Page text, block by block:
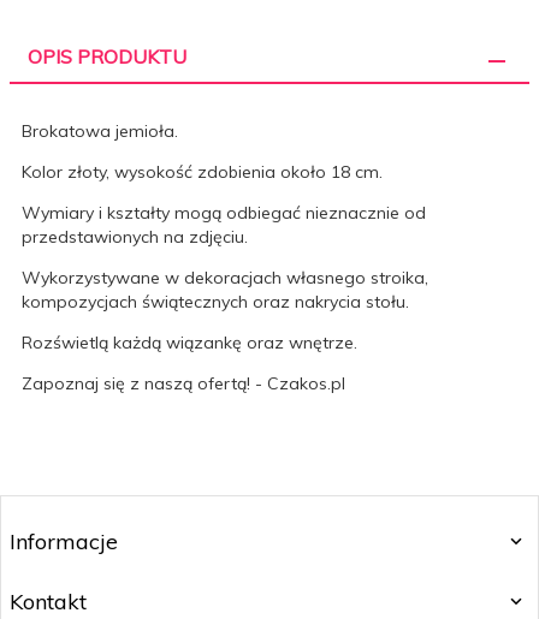
OPIS PRODUKTU
Brokatowa jemioła.
Kolor złoty, wysokość zdobienia około 18 cm.
Wymiary i kształty mogą odbiegać nieznacznie od
przedstawionych na zdjęciu.
Wykorzystywane w dekoracjach własnego stroika,
kompozycjach świątecznych oraz nakrycia stołu.
Rozświetlą każdą wiązankę oraz wnętrze.
Zapoznaj się z naszą ofertą! - Czakos.pl
Informacje
Kontakt